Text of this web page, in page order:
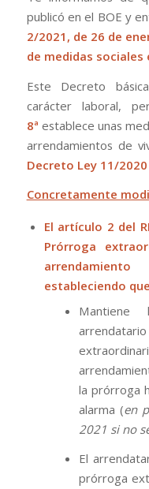
publicó en el BOE y
2/2021, de 26 de
de medidas
Este Decreto
carácter laboral,
8ª establece unas
arrendamientos de
Decreto Ley 11/
Concretamente
El artículo 2 del
Prórroga
estableciendo que
la prórroga
alarma (en
2021 si no
El
prórroga